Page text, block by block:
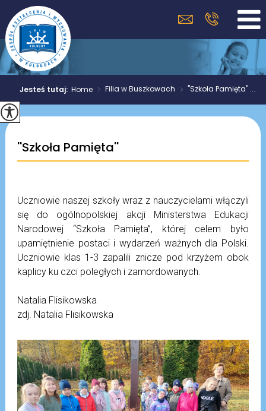
Jesteś tutaj:Home > Filia w Buszkowach > ''Szkoła Pamięta'' ...
''Szkoła Pamięta''
Uczniowie naszej szkoły wraz z nauczycielami włączyli
się do ogólnopolskiej akcji Ministerstwa Edukacji
Narodowej “Szkoła Pamięta”, której celem było
upamiętnienie postaci i wydarzeń ważnych dla Polski.
Uczniowie klas 1-3 zapalili znicze pod krzyżem obok
kaplicy ku czci poległych i zamordowanych.
Natalia Flisikowska
zdj. Natalia Flisikowska